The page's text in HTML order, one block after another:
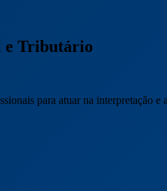
e Tributário
para atuar na interpretação